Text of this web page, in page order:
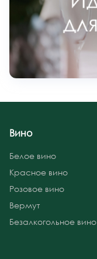
Вино
Белое вино
Красное вино
Розовое вино
Вермут
Безалкогольное вино